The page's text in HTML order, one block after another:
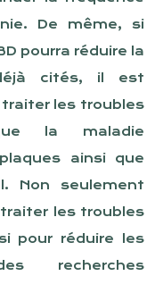
De même, si
pourra réduire la
cités, il est
les troubles
la maladie
ainsi que
Non seulement
traiter les troubles
pour réduire les
recherches